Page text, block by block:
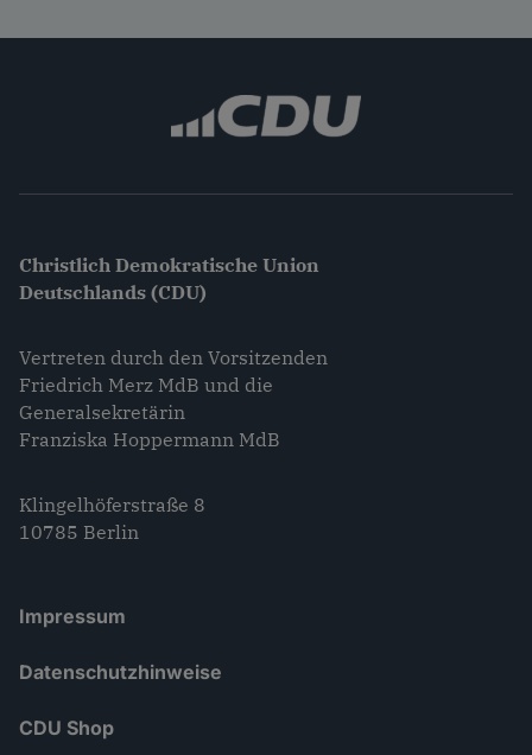
Christlich Demokratische Union
Deutschlands (CDU)
Vertreten durch den Vorsitzenden
Friedrich Merz MdB und die
Generalsekretärin
Franziska Hoppermann MdB
Klingelhöferstraße 8
10785 Berlin
Impressum
Datenschutzhinweise
CDU Shop